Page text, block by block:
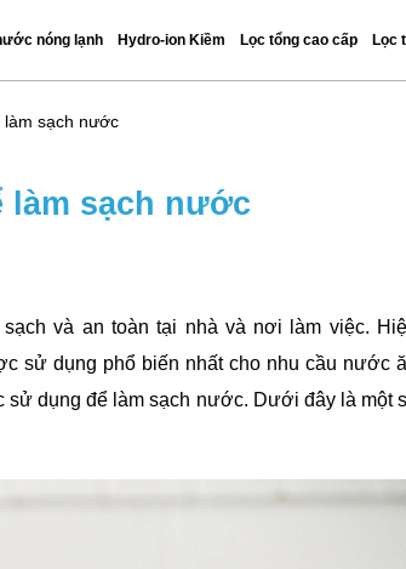
nóng lạnh Hydro-ion Kiềm Lọc tổng cao cấp Lọc
sạch nước
sạch nước
và an toàn tại nhà và nơi làm việc.
sử dụng phổ biến nhất cho nhu cầu nước
dụng để làm sạch nước. Dưới đây là một